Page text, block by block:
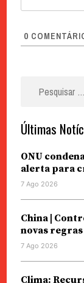
0
Últimas
ONU
alerta para
7 Ago 2026
China |
novas
7 Ago 2026
Clima: